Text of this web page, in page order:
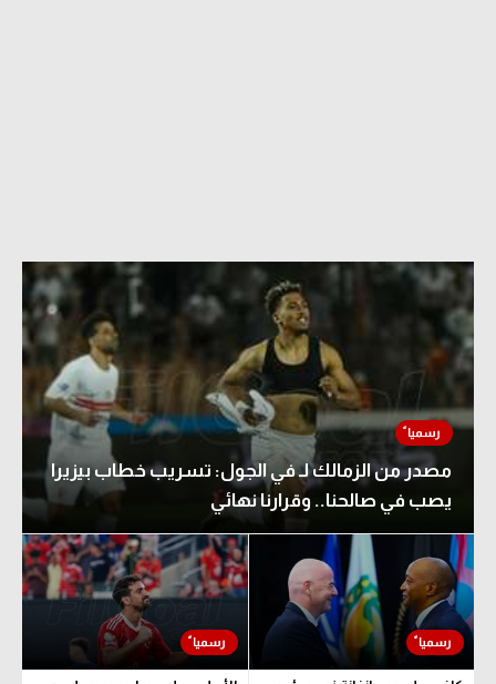
مصدر من الزمالك لـ في الجول: تسريب خطاب بيزيرا
يصب في صالحنا.. وقرارنا نهائي